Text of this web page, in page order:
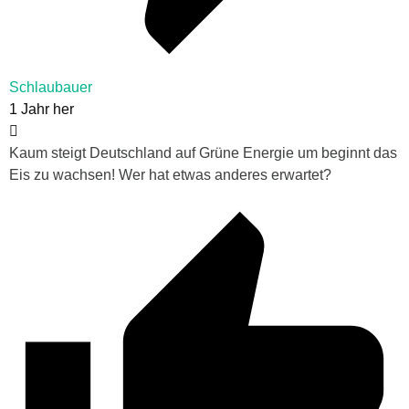
Schlaubauer
1 Jahr her
Kaum steigt Deutschland auf Grüne Energie um beginnt das
Eis zu wachsen! Wer hat etwas anderes erwartet?